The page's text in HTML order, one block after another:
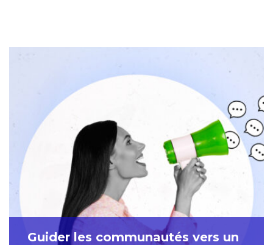
Guider les communautés vers un